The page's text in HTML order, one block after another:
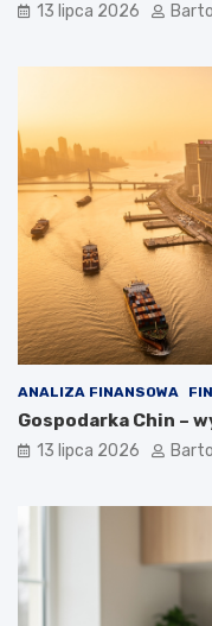
13 lipca 2026
ANALIZA FINANSOWA
Gospodarka Chin –
13 lipca 2026